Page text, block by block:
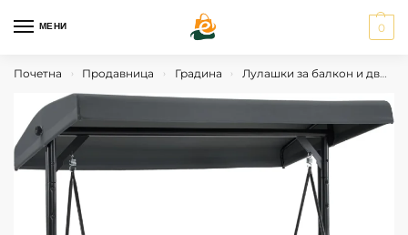
МЕНИ 0
Почетна › Продавница › Градина › Лулашки за балкон и двор